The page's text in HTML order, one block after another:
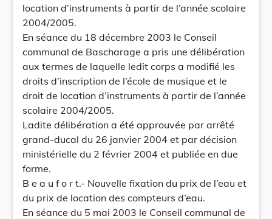
location d’instruments à partir de l’année scolaire
2004/2005.
En séance du 18 décembre 2003 le Conseil
communal de Bascharage a pris une délibération
aux termes de laquelle ledit corps a modifié les
droits d’inscription de l’école de musique et le
droit de location d’instruments à partir de l’année
scolaire 2004/2005.
Ladite délibération a été approuvée par arrêté
grand-ducal du 26 janvier 2004 et par décision
ministérielle du 2 février 2004 et publiée en due
forme.
B e a u f o r t.- Nouvelle fixation du prix de l’eau et
du prix de location des compteurs d’eau.
En séance du 5 mai 2003 le Conseil communal de